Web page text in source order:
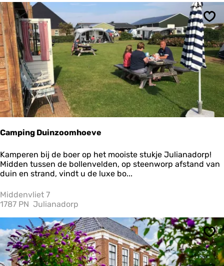
a
k
f
a
s
t
D
e
W
i
t
t
e
V
i
l
a
Camping Duinzoomhoeve
C
a
m
i
n
D
u
i
n
Kamperen bij de boer op het mooiste stukje Julianadorp!
Midden tussen de bollenvelden, op steenworp afstand van
duin en strand, vindt u de luxe bo...
Middenvliet 7
1787 PN Julianadorp